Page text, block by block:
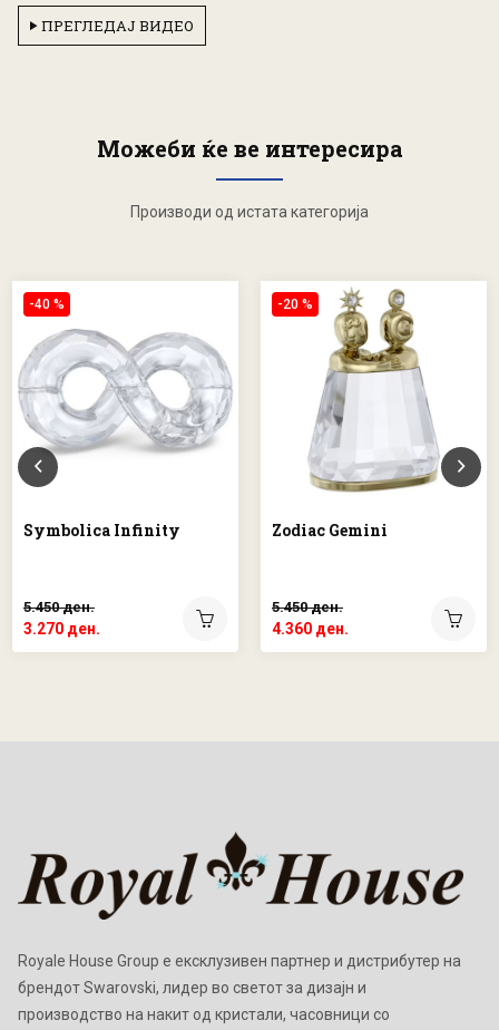
ПРЕГЛЕДАЈ ВИДЕО
Можеби ќе ве интересира
Производи од истата категорија
-40 %
Symbolica Infinity
5.450 ден.
3.270 ден.
-20 %
Zodiac Gemini
5.450 ден.
4.360 ден.
Royale House Group е ексклузивен партнер и дистрибутер на
брендот Swarovski, лидер во светот за дизајн и
производство на накит од кристали, часовници со